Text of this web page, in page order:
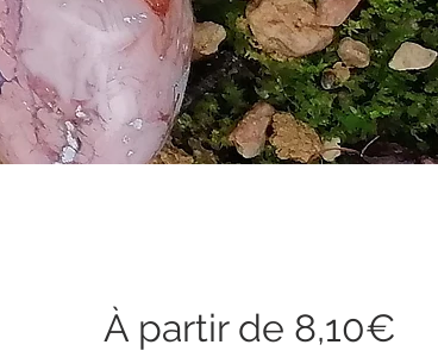
À partir de 8,10€